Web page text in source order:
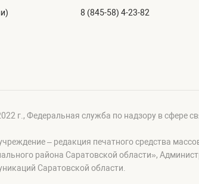
8 (845-58) 4-23-82
г., Федеральная служба по надзору в сфере
– редакция печатного средства
района Саратовской области»,
Саратовской области.